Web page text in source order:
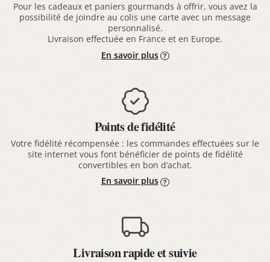
Pour les cadeaux et paniers gourmands à offrir, vous avez la
possibilité de joindre au colis une carte avec un message
personnalisé.
Livraison effectuée en France et en Europe.
En savoir plus
Points de fidélité
Votre fidélité récompensée : les commandes effectuées sur le
site internet vous font bénéficier de points de fidélité
convertibles en bon d’achat.
En savoir plus
Livraison rapide et suivie